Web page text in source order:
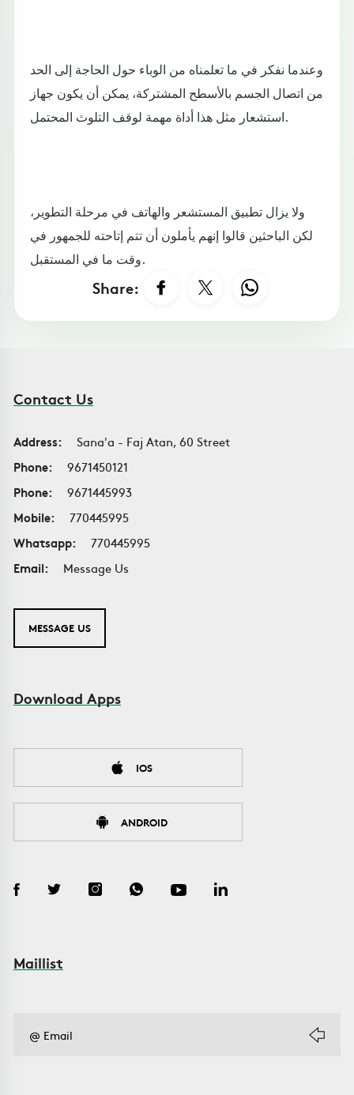
وعندما نفكر في ما تعلمناه من الوباء حول الحاجة إلى الحد
من اتصال الجسم بالأسطح المشتركة، يمكن أن يكون جهاز
استشعار مثل هذا أداة مهمة لوقف التلوث المحتمل.
ولا يزال تطبيق المستشعر والهاتف في مرحلة التطوير،
لكن الباحثين قالوا إنهم يأملون أن تتم إتاحته للجمهور في
وقت ما في المستقبل.
Share:
Contact Us
Address:
Sana'a - Faj Atan, 60 Street
Phone:
9671450121
Phone:
9671445993
Mobile:
770445995
Whatsapp:
770445995
Email:
Message Us
MESSAGE US
Download Apps
IOS
ANDROID
Maillist